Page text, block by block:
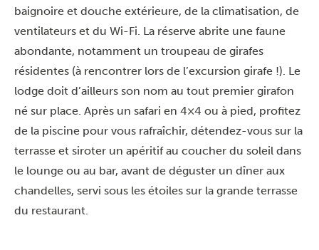
baignoire et douche extérieure, de la climatisation, de
ventilateurs et du Wi-Fi. La réserve abrite une faune
abondante, notamment un troupeau de girafes
résidentes (à rencontrer lors de l’excursion girafe !). Le
lodge doit d’ailleurs son nom au tout premier girafon
né sur place. Après un safari en 4×4 ou à pied, profitez
de la piscine pour vous rafraîchir, détendez-vous sur la
terrasse et siroter un apéritif au coucher du soleil dans
le lounge ou au bar, avant de déguster un dîner aux
chandelles, servi sous les étoiles sur la grande terrasse
du restaurant.